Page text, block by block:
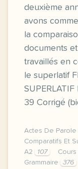
deuxième
avons
la
documents
travaillés en
le superlatif
39 Corrigé
Actes De Parole
Comparatifs Et
A2
107 Cours
Grammaire
376